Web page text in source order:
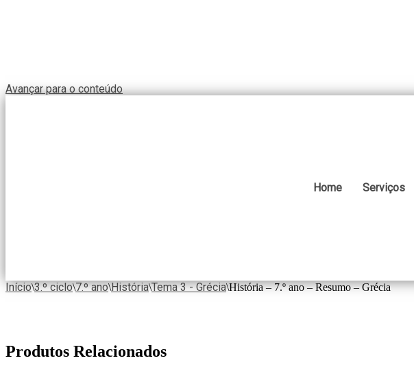
Avançar para o conteúdo
Home Serviços
Início\3.º ciclo\7.º ano\História\Tema 3 - Grécia\História – 7.º ano – Resumo – Grécia
Produtos Relacionados